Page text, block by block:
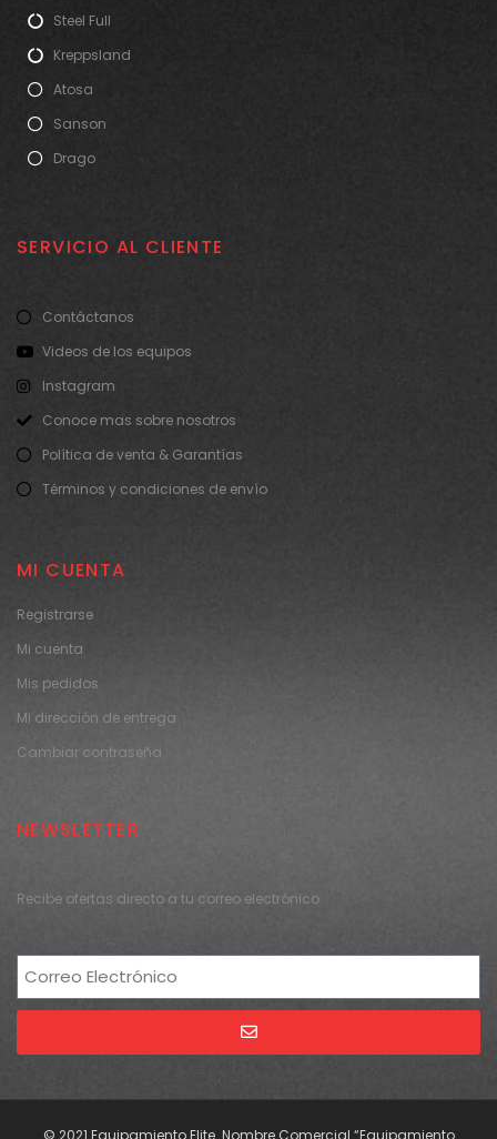
Steel Full
Kreppsland
Atosa
Sanson
Drago
SERVICIO AL CLIENTE
Contáctanos
Videos de los equipos
Instagram
Conoce mas sobre nosotros
Política de venta & Garantías
Términos y condiciones de envío
MI CUENTA
Registrarse
Mi cuenta
Mis pedidos
Mi dirección de entrega
Cambiar contraseña
NEWSLETTER
Recibe ofertas directo a tu correo electrónico
© 2021 Equipamiento Elite. Nombre Comercial “Equipamiento